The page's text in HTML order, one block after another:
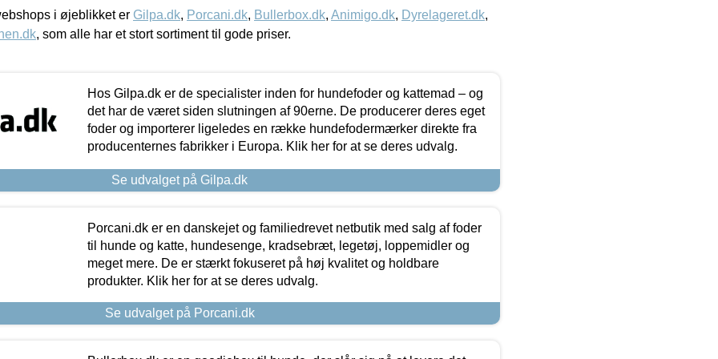
i øjeblikket er Gilpa.dk, Porcani.dk, Bullerbox.dk, Animigo.dk, Dyrelageret.dk,
, som alle har et stort sortiment til gode priser.
Hos Gilpa.dk er de specialister inden for hundefoder og kattemad – og
det har de været siden slutningen af 90erne. De producerer deres eget
foder og importerer ligeledes en række hundefodermærker direkte fra
producenternes fabrikker i Europa. Klik her for at se deres udvalg.
Se udvalget på Gilpa.dk
Porcani.dk er en danskejet og familiedrevet netbutik med salg af foder
til hunde og katte, hundesenge, kradsebræt, legetøj, loppemidler og
meget mere. De er stærkt fokuseret på høj kvalitet og holdbare
produkter. Klik her for at se deres udvalg.
Se udvalget på Porcani.dk